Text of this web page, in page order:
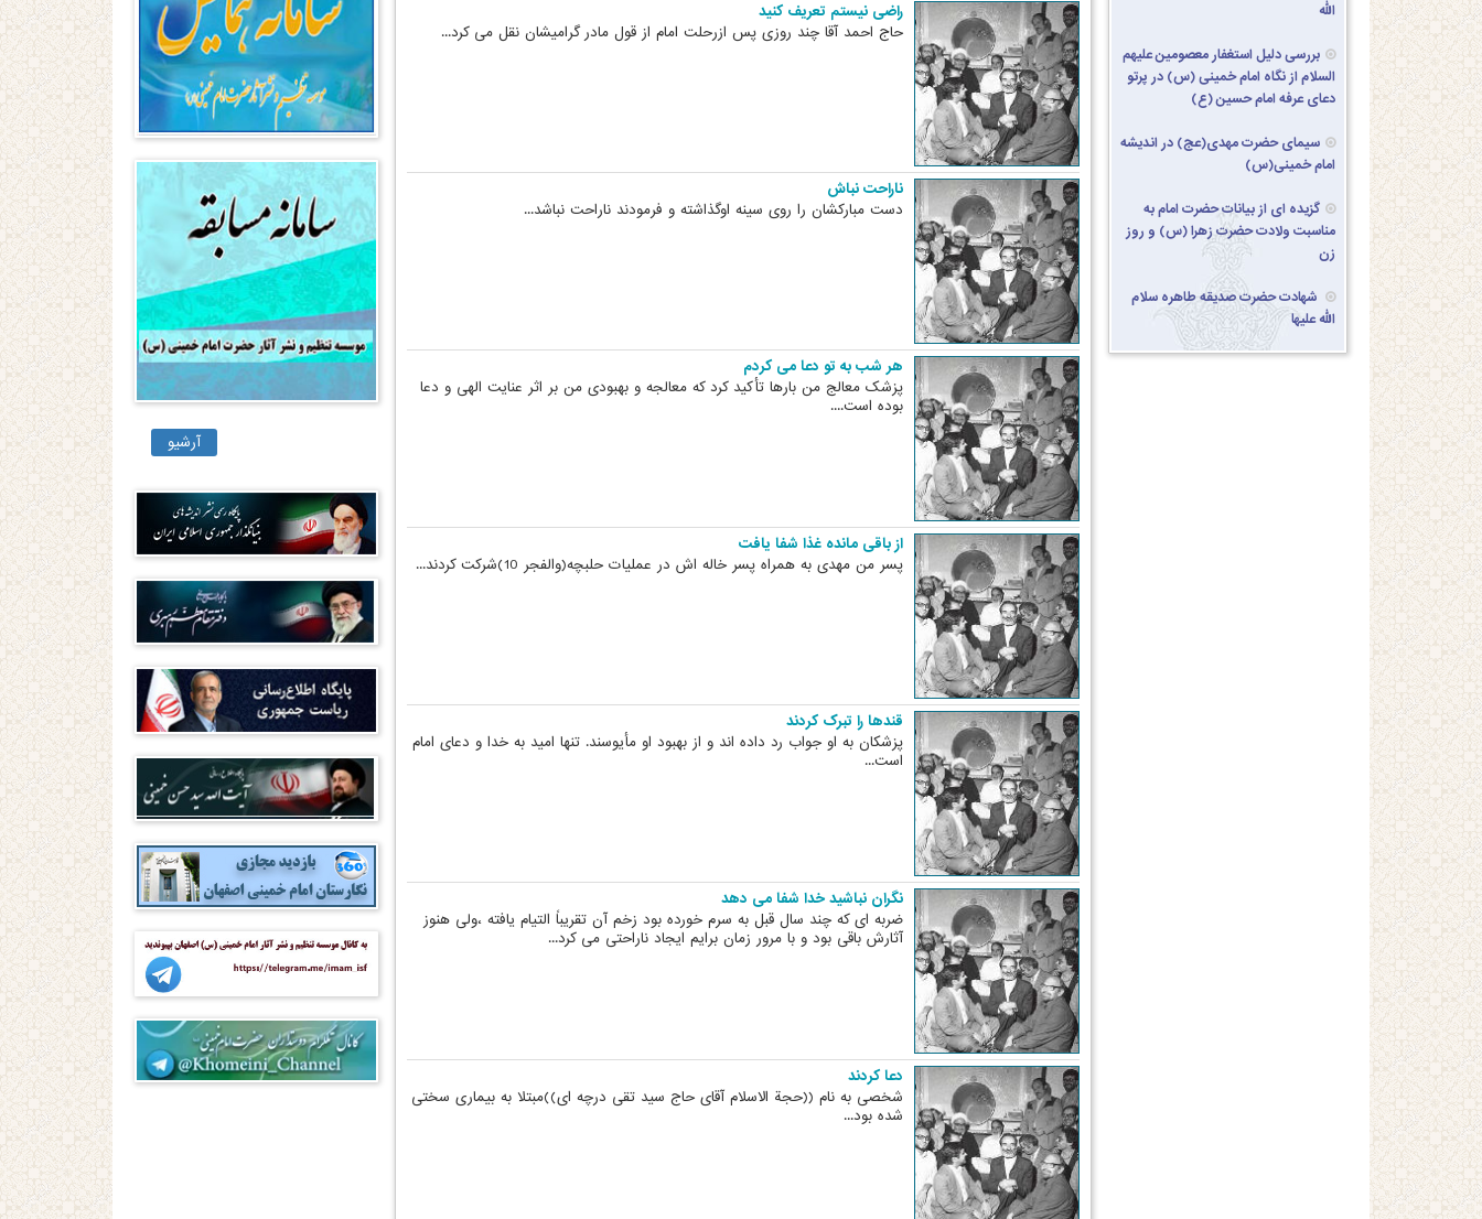
الله
بررسی دلیل استغفار معصومین علیهم
السلام از نگاه امام خمینی (س) در پرتو
دعای عرفه امام حسین (ع)
سیمای حضرت مهدی(عج) در اندیشه
امام خمینی(س)
گزیده ای از بیانات حضرت امام به
مناسبت ولادت حضرت زهرا (س) و روز
زن
شهادت حضرت صدیقه طاهره سلام
الله علیها
راضی نیستم تعریف کنید
حاج احمد آقا چند روزی پس ازرحلت امام از قول مادر گرامیشان نقل می کرد...
ناراحت نباش
دست مبارکشان را روی سینه اوگذاشته و فرمودند ناراحت نباشد...
هر شب به تو دعا می کردم
پزشک معالج من بارها تأکید کرد که معالجه و بهبودی من بر اثر عنایت الهی و دعا
بوده است....
از باقی مانده غذا شفا یافت
پسر من مهدی به همراه پسر خاله اش در عملیات حلبچه(والفجر 10)شرکت کردند...
قندها را تبرک کردند
پزشکان به او جواب رد داده اند و از بهبود او مأیوسند. تنها امید به خدا و دعای امام
است...
نگران نباشید خدا شفا می دهد
ضربه ای که چند سال قبل به سرم خورده بود زخم آن تقریباً التیام یافته ،ولی هنوز
آثارش باقی بود و با مرور زمان برایم ایجاد ناراحتی می کرد...
دعا کردند
شخصی به نام ((حجة الاسلام آقای حاج سید تقی درچه ای))مبتلا به بیماری سختی
شده بود...
آرشیو